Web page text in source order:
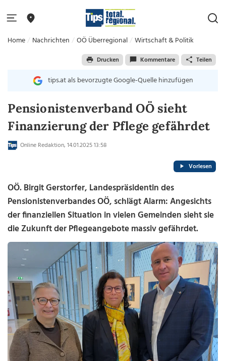
Home Nachrichten OÖ Überregional Wirtschaft & Politik
Drucken Kommentare Teilen
tips.at als bevorzugte Google-Quelle hinzufügen
Pensionistenverband OÖ sieht
Finanzierung der Pflege gefährdet
Online Redaktion, 14.01.2025 13:58
Vorlesen
OÖ. Birgit Gerstorfer, Landespräsidentin des
Pensionistenverbandes OÖ, schlägt Alarm: Angesichts
der finanziellen Situation in vielen Gemeinden sieht sie
die Zukunft der Pflegeangebote massiv gefährdet.